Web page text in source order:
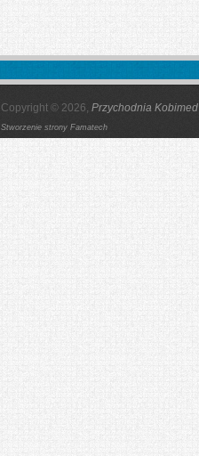
Copyright © 2026, Przychodnia Kobimed
Stworzenie strony Famatech